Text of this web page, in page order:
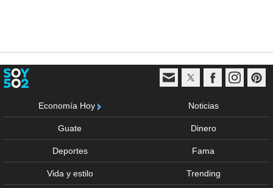
Economía Hoy Noticias
Guate Dinero
Deportes Fama
Vida y estilo Trending